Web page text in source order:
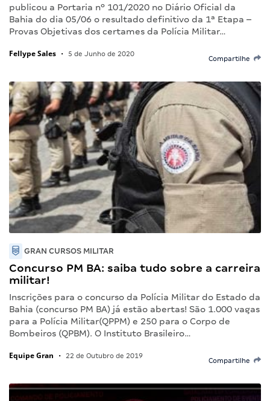
publicou a Portaria nº 101/2020 no Diário Oficial da
Bahia do dia 05/06 o resultado definitivo da 1ª Etapa –
Provas Objetivas dos certames da Polícia Militar…
Fellype Sales • 5 de Junho de 2020
Compartilhe
GRAN CURSOS MILITAR
Concurso PM BA: saiba tudo sobre a carreira
militar!
Inscrições para o concurso da Polícia Militar do Estado da
Bahia (concurso PM BA) já estão abertas! São 1.000 vagas
para a Polícia Militar(QPPM) e 250 para o Corpo de
Bombeiros (QPBM). O Instituto Brasileiro…
Equipe Gran • 22 de Outubro de 2019
Compartilhe